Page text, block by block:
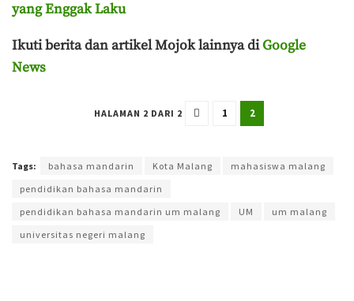
yang Enggak Laku
Ikuti berita dan artikel Mojok lainnya diGoogle
News
HALAMAN 2 DARI 2 1 2
Tags: bahasa mandarin Kota Malang
mahasiswa malang
pendidikan bahasa mandarin
pendidikan bahasa mandarin um malang
UM
um malang
universitas negeri malang